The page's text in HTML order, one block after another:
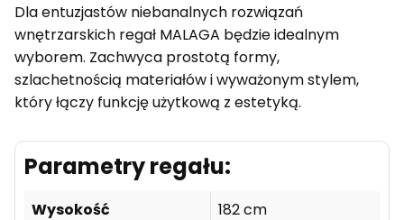
Dla entuzjastów niebanalnych rozwiązań
wnętrzarskich regał MALAGA będzie idealnym
wyborem. Zachwyca prostotą formy,
szlachetnością materiałów i wyważonym stylem,
który łączy funkcję użytkową z estetyką.
Parametry regału:
Wysokość 182 cm